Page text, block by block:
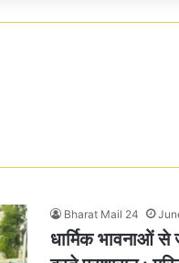
Bharat Mail 24
धार्मिक भावनाओं